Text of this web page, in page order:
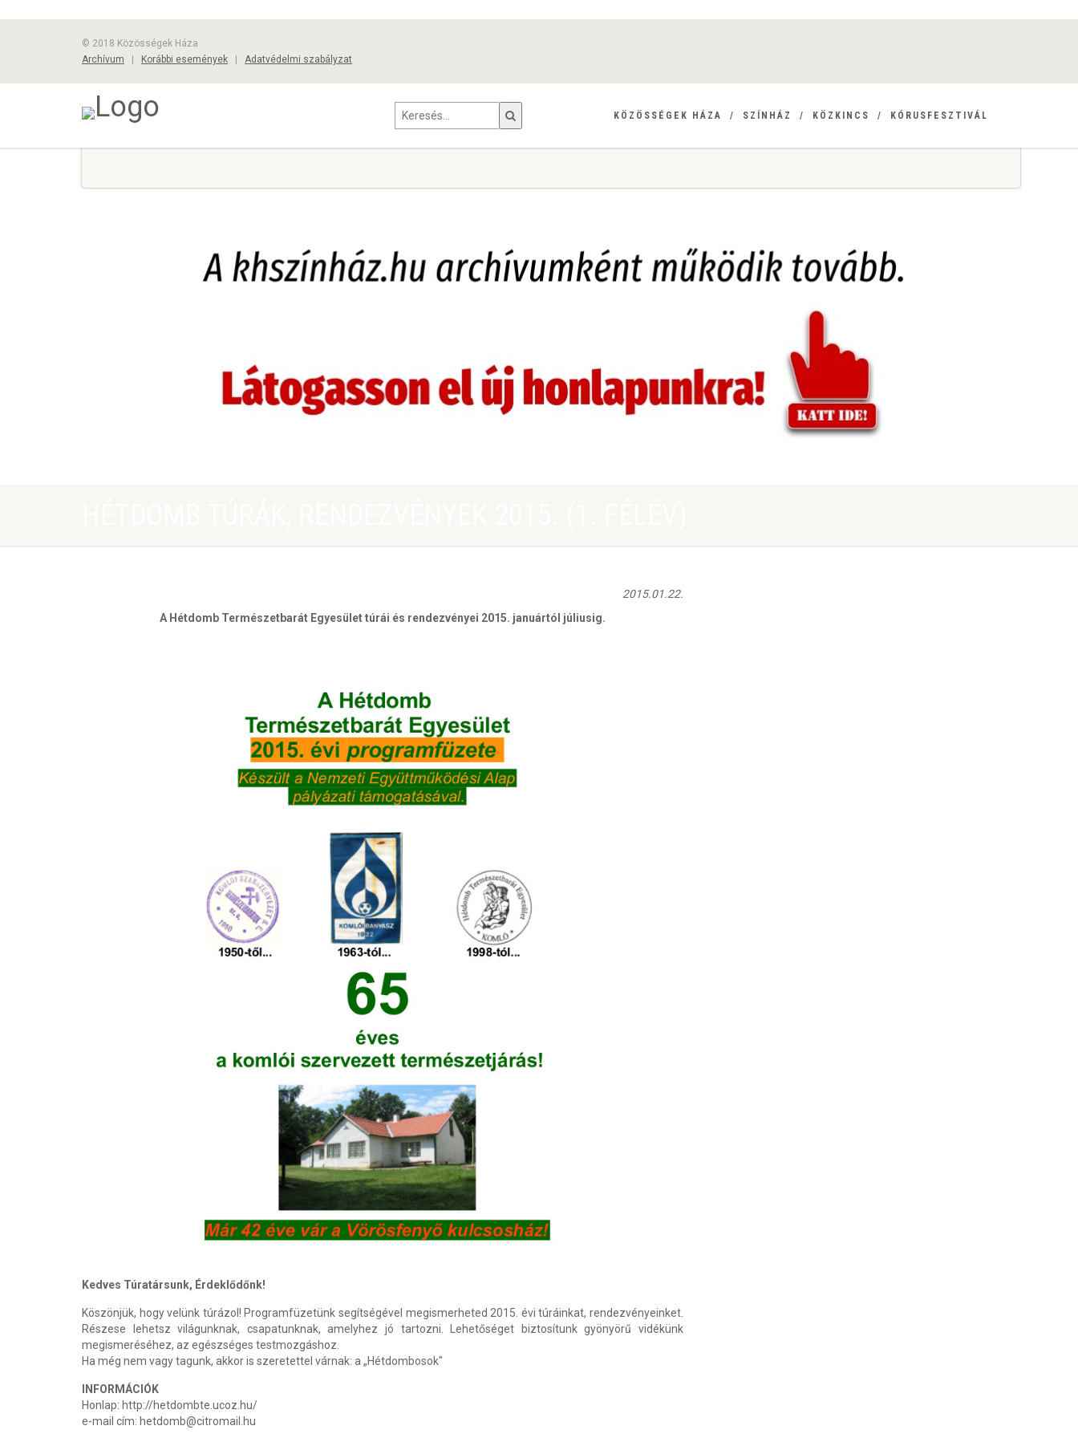
© 2018 Közösségek Háza
Archívum
Korábbi események Adatvédelmi szabályzat
KÖZÖSSÉGEK HÁZA SZÍNHÁZ KÖZKINCS KÓRUSFESZTIVÁL
2015.01.22.
A Hétdomb Természetbarát Egyesület túrái és rendezvényei 2015. januártól júliusig.
Kedves Túratársunk, Érdeklődőnk!
Köszönjük, hogy velünk túrázol! Programfüzetünk segítségével megismerheted 2015. évi túráinkat, rendezvényeinket.
Részese lehetsz világunknak, csapatunknak, amelyhez jó tartozni. Lehetőséget biztosítunk gyönyörű vidékünk
megismeréséhez, az egészséges testmozgáshoz.
Ha még nem vagy tagunk, akkor is szeretettel várnak: a „Hétdombosok"
INFORMÁCIÓK
Honlap: http://hetdombte.ucoz.hu/
e-mail cím: hetdomb@citromail.hu